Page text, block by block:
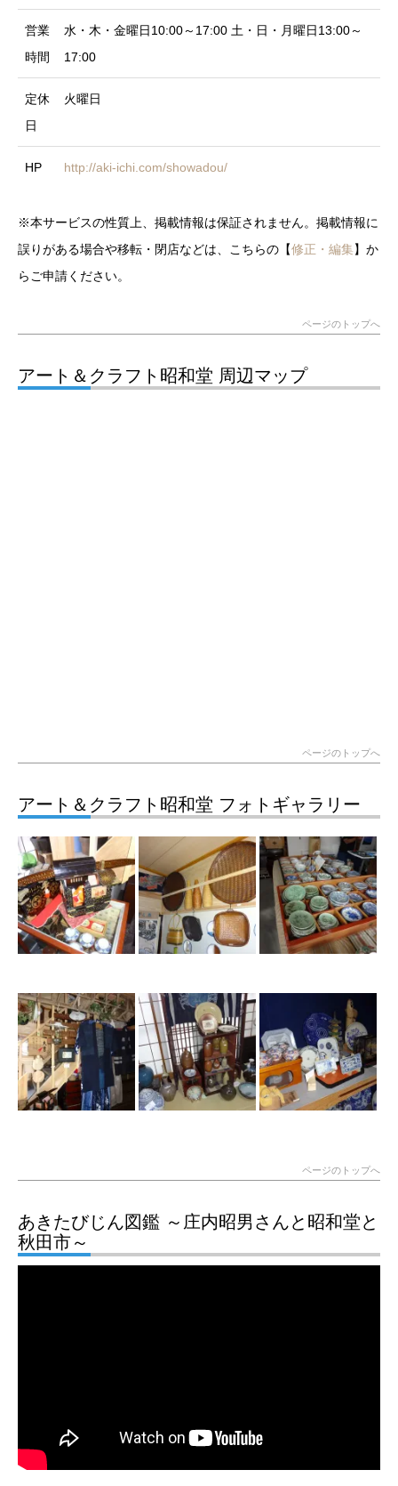
営業
時間
水・木・金曜日10:00～17:00 土・日・月曜日13:00～
17:00
定休
日
火曜日
HP http://aki-ichi.com/showadou/
※本サービスの性質上、掲載情報は保証されません。掲載情報に
誤りがある場合や移転・閉店などは、こちらの【修正・編集】か
らご申請ください。
ページのトップへ
アート＆クラフト昭和堂 周辺マップ
ページのトップへ
アート＆クラフト昭和堂 フォトギャラリー
ページのトップへ
あきたびじん図鑑 ～庄内昭男さんと昭和堂と
秋田市～